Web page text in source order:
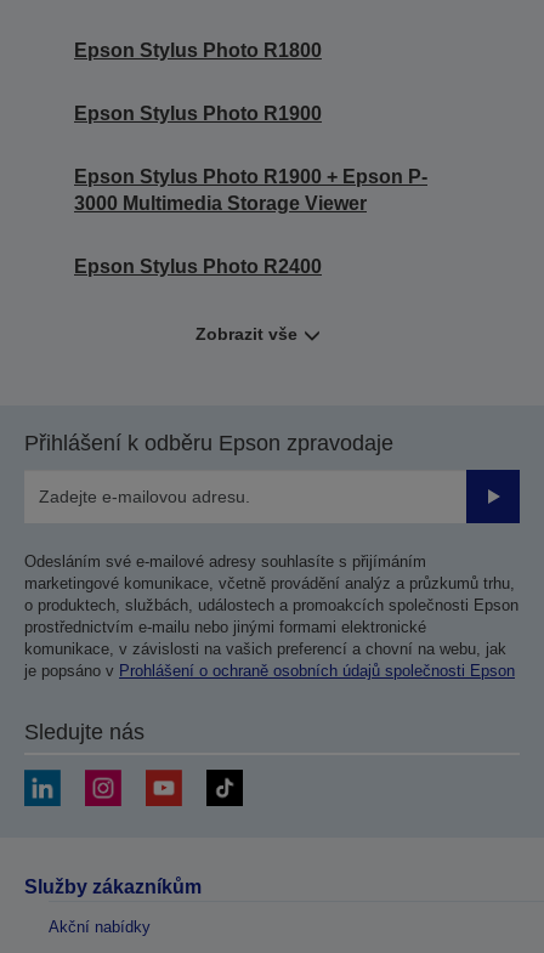
Epson Stylus Photo R1800
Epson Stylus Photo R1900
Epson Stylus Photo R1900 + Epson P-
3000 Multimedia Storage Viewer
Epson Stylus Photo R2400
Zobrazit vše
Přihlášení k odběru Epson zpravodaje
Odesláním své e-mailové adresy souhlasíte s přijímáním
marketingové komunikace, včetně provádění analýz a průzkumů trhu,
o produktech, službách, událostech a promoakcích společnosti Epson
prostřednictvím e-mailu nebo jinými formami elektronické
komunikace, v závislosti na vašich preferencí a chovní na webu, jak
je popsáno v Prohlášení o ochraně osobních údajů společnosti Epson
Sledujte nás
Služby zákazníkům
Akční nabídky